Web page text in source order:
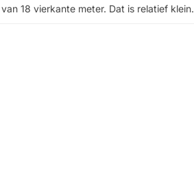
18 vierkante meter. Dat is relatief klein.